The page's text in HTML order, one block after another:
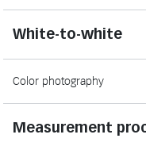
White-to-white
Color photography
Measurement